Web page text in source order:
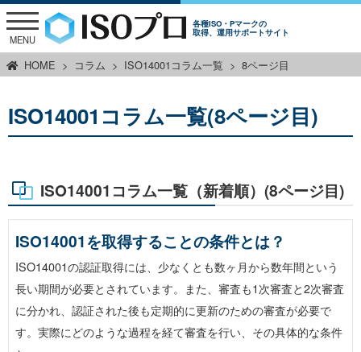
各種ISO・Pマークの
取得、運用サポートサイト
MENU
HOME コラム ISO14001コラム一覧 8ページ目
ISO14001コラム一覧(8ページ目)
ISO14001コラム一覧（新着順）(8ページ目)
ISO14001を取得することの条件とは？
ISO14001の認証取得には、少なくとも数ヶ月から数年間という
長い期間が必要とされています。また、審査も1次審査と2次審査
に分かれ、認証された後も定期的に更新のための審査が必要で
す。実際にどのような過程を経て審査を行い、その具体的な条件